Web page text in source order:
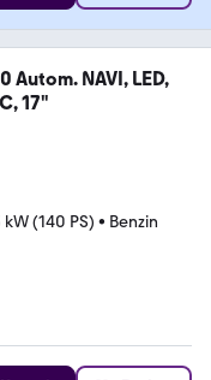
Autom. NAVI, LED,
17"
kW (140 PS) • Benzin